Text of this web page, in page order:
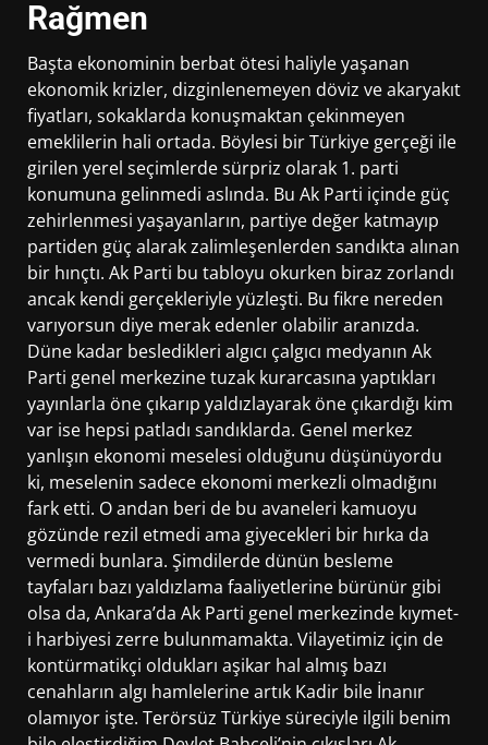
Rağmen
Başta ekonominin berbat ötesi haliyle yaşanan
ekonomik krizler, dizginlenemeyen döviz ve akaryakıt
fiyatları, sokaklarda konuşmaktan çekinmeyen
emeklilerin hali ortada. Böylesi bir Türkiye gerçeği ile
girilen yerel seçimlerde sürpriz olarak 1. parti
konumuna gelinmedi aslında. Bu Ak Parti içinde güç
zehirlenmesi yaşayanların, partiye değer katmayıp
partiden güç alarak zalimleşenlerden sandıkta alınan
bir hınçtı. Ak Parti bu tabloyu okurken biraz zorlandı
ancak kendi gerçekleriyle yüzleşti. Bu fikre nereden
varıyorsun diye merak edenler olabilir aranızda.
Düne kadar besledikleri algıcı çalgıcı medyanın Ak
Parti genel merkezine tuzak kurarcasına yaptıkları
yayınlarla öne çıkarıp yaldızlayarak öne çıkardığı kim
var ise hepsi patladı sandıklarda. Genel merkez
yanlışın ekonomi meselesi olduğunu düşünüyordu
ki, meselenin sadece ekonomi merkezli olmadığını
fark etti. O andan beri de bu avaneleri kamuoyu
gözünde rezil etmedi ama giyecekleri bir hırka da
vermedi bunlara. Şimdilerde dünün besleme
tayfaları bazı yaldızlama faaliyetlerine bürünür gibi
olsa da, Ankara’da Ak Parti genel merkezinde kıymet-
i harbiyesi zerre bulunmamakta. Vilayetimiz için de
kontürmatikçi oldukları aşikar hal almış bazı
cenahların algı hamlelerine artık Kadir bile İnanır
olamıyor işte. Terörsüz Türkiye süreciyle ilgili benim